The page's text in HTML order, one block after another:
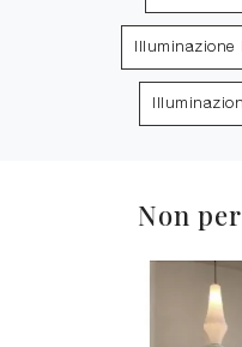
Illuminazione
Non